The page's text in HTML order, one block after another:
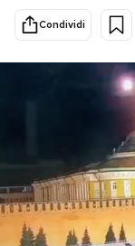
Sport
NEWSLETTER
I MIEI PREFERITI
Condividi